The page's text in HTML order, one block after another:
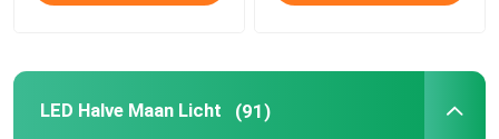
LED Halve Maan Licht (91)